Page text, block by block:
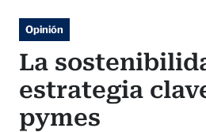
Opinión
La
estrategia
pymes